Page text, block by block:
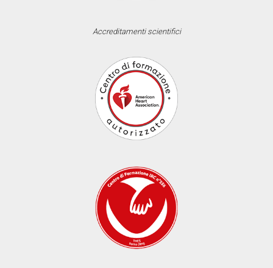
Accreditamenti scientifici